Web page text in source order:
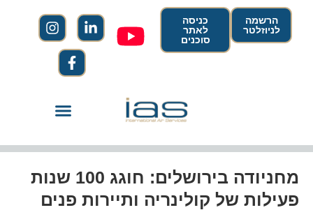
הרשמה
לניוזלטר
כניסה
לאתר
סוכנים
מחניודה בירושלים: חוגג 100 שנות
פעילות של קולינריה ותיירות פנים